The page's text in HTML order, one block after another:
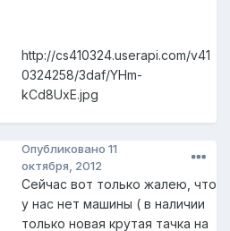
http://cs410324.userapi.com/v41
0324258/3daf/YHm-
kCd8UxE.jpg
Опубликовано 11
октября, 2012
Cейчас вот только жалею, что
у нас нет машины ( в наличии
только новая крутая тачка на